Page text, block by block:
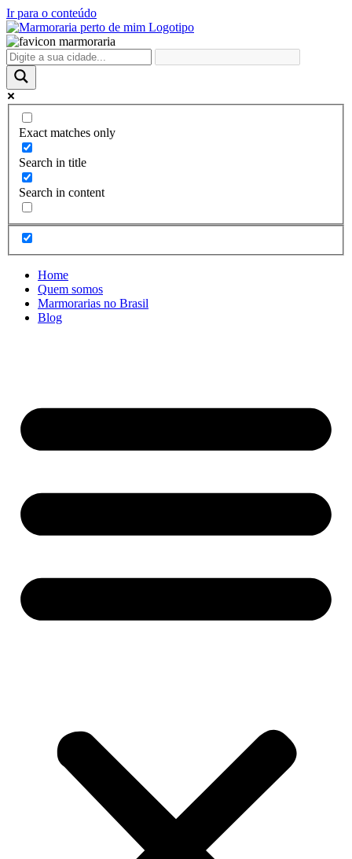
Ir para o conteúdo
Exact matches only
Search in title
Search in content
Home
Quem somos
Marmorarias no Brasil
Blog